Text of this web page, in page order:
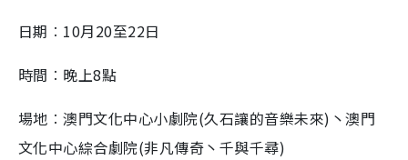
日期︰10月20至22日
時間︰晚上8點
場地︰澳門文化中心小劇院(久石讓的音樂未來)丶澳門
文化中心綜合劇院(非凡傳奇丶千與千尋)